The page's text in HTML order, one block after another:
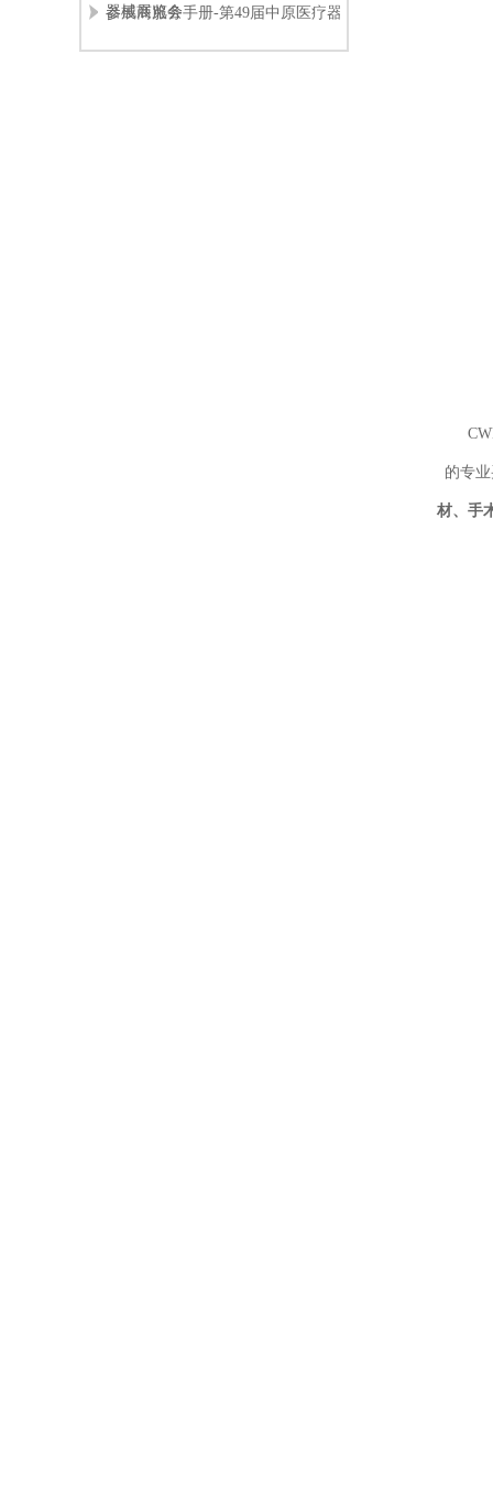
器械展览会
参展商服务手册-第49届中原医疗器
的专
材、手